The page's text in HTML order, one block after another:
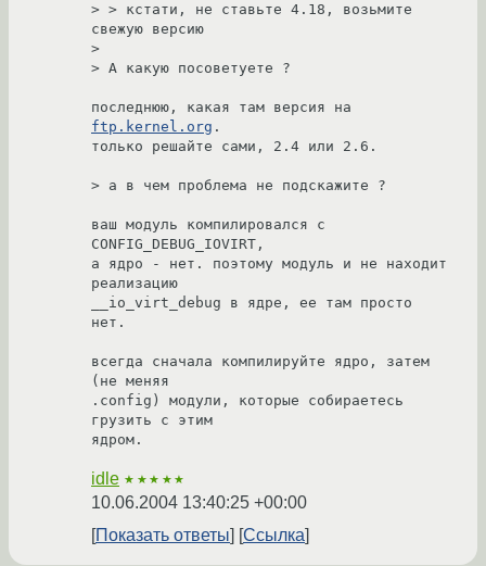
> > кстати, не ставьте 4.18, возьмите
свежую версию
>
> А какую посоветуете ?
ftp.kernel.org .
только решайте сами, 2.4 или 2.6.
> а в чем проблема не подскажите ?
ваш модуль компилировался с
CONFIG_DEBUG_IOVIRT,
а ядро - нет. поэтому модуль и не находит
реализацию
__io_virt_debug в ядре, ее там просто
нет.
всегда сначала компилируйте ядро, затем
(не меняя
.config) модули, которые собираетесь
грузить с этим
ядром.
idle ★★★★★
10.06.2004 13:40:25 +00:00
Показать ответы
Ссылка